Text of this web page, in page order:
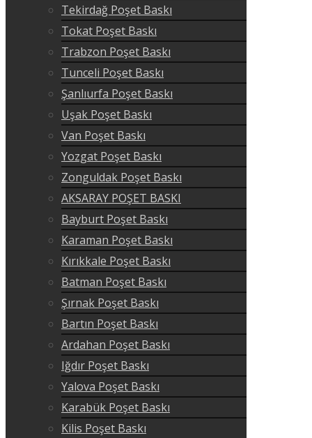
Tekirdağ Poşet Baskı
Tokat Poşet Baskı
Trabzon Poşet Baskı
Tunceli Poşet Baskı
Şanlıurfa Poşet Baskı
Uşak Poşet Baskı
Van Poşet Baskı
Yozgat Poşet Baskı
Zonguldak Poşet Baskı
AKSARAY POŞET BASKI
Bayburt Poşet Baskı
Karaman Poşet Baskı
Kırıkkale Poşet Baskı
Batman Poşet Baskı
Şırnak Poşet Baskı
Bartın Poşet Baskı
Ardahan Poşet Baskı
Iğdır Poşet Baskı
Yalova Poşet Baskı
Karabük Poşet Baskı
Kilis Poşet Baskı